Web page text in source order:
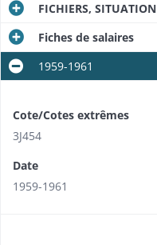
FICHIERS, SITUATION
Fiches de salaires
1959-1961
Cote/Cotes extrêmes
3J454
Date
1959-1961